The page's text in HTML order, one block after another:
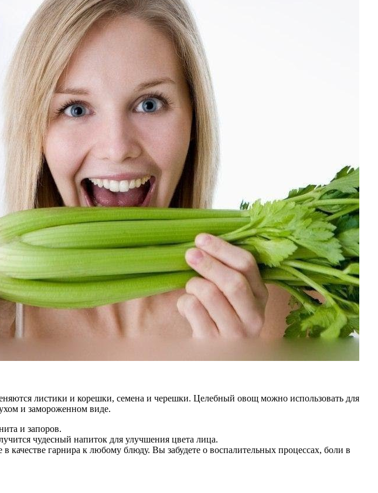
листики и корешки, семена и черешки. Целебный овощ можно использовать для
и замороженном виде.
и запоров.
чудесный напиток для улучшения цвета лица.
гарнира к любому блюду. Вы забудете о воспалительных процессах, боли в